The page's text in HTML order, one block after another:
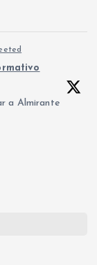
a Almirante